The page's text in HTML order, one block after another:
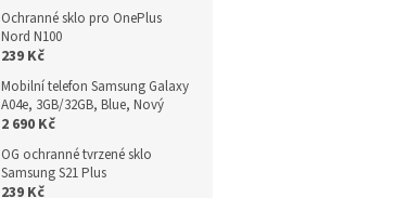
Ochranné sklo pro OnePlus
Nord N100
239 Kč
Mobilní telefon Samsung Galaxy
A04e, 3GB/32GB, Blue, Nový
2 690 Kč
OG ochranné tvrzené sklo
Samsung S21 Plus
239 Kč